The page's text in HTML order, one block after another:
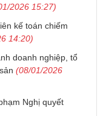
2026 15:27)
kế toán chiếm
14:20)
doanh nghiệp, tổ
(08/01/2026
Nghị quyết